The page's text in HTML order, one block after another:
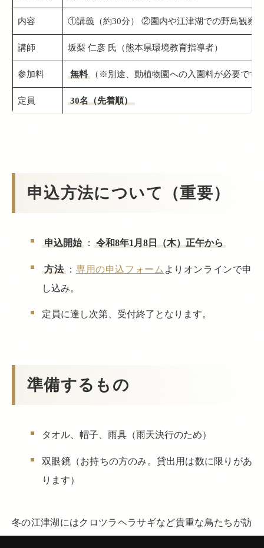
内容 ①講義（約30分） ②園内や江津湖での野鳥観察
講師 坂梨 仁彦 氏（熊本県環境教育指導者）
参加料 無料 （※別途、動植物園への入園料が必要です
定員 30名（先着順）
申込方法について（重要）
申込開始 ： 令和8年1月8日（木）正午から
方法 ：専用の申込フォーム よりオンラインで申
し込み。
定員に達し次第、受付終了となります。
準備するもの
タオル、帽子、雨具（雨天決行のため）
双眼鏡（お持ちの方のみ。貸出用は数に限りがあ
ります）
冬の江津湖にはクロツラヘラサギなど貴重な鳥たちが訪